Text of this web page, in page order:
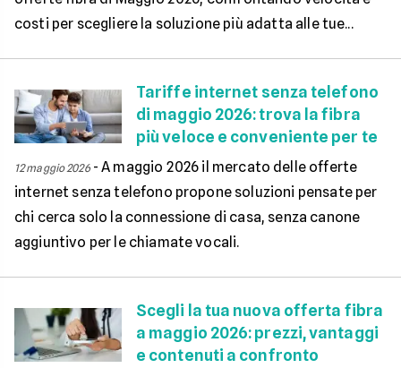
costi per scegliere la soluzione più adatta alle tue...
Tariffe internet senza telefono
di maggio 2026: trova la fibra
più veloce e conveniente per te
12 maggio 2026-A maggio 2026 il mercato delle offerte
internet senza telefono propone soluzioni pensate per
chi cerca solo la connessione di casa, senza canone
aggiuntivo per le chiamate vocali.
Scegli la tua nuova offerta fibra
a maggio 2026: prezzi, vantaggi
e contenuti a confronto